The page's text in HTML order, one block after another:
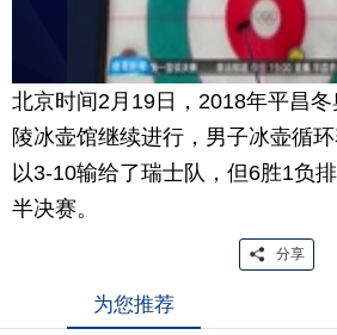
北京时间2月19日，2018年平昌
陵冰壶馆继续进行，男子冰壶循
以3-10输给了瑞士队，但6胜1负
半决赛。
分享
为您推荐